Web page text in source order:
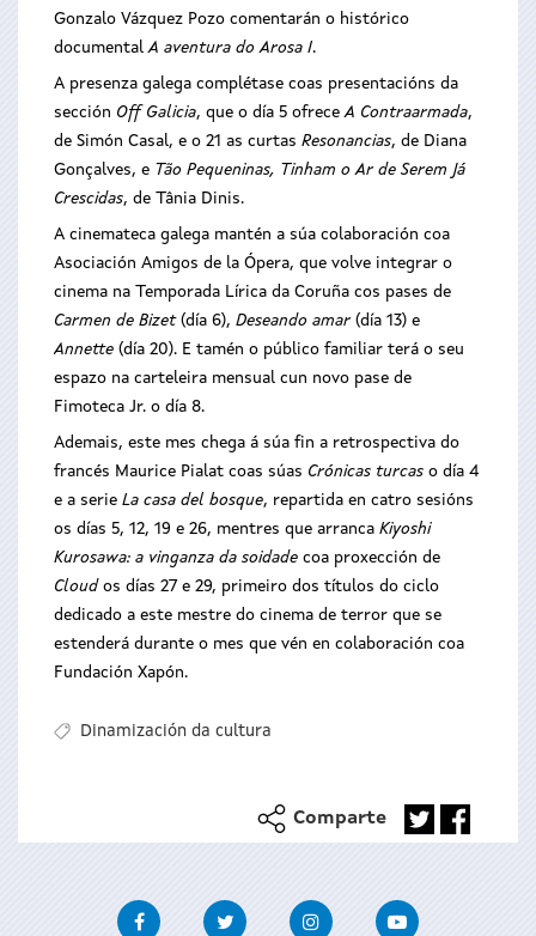
Gonzalo Vázquez Pozo comentarán o histórico
documentalA aventura do Arosa I.
A presenza galega complétase coas presentacións da
sección Off Galicia, que o día 5 ofreceA Contraarmada,
de Simón Casal, e o 21 as curtas Resonancias, de Diana
Gonçalves, e Tão Pequeninas, Tinham o Ar de Serem Já
Crescidas, de Tânia Dinis.
A cinemateca galega mantén a súa colaboración coa
Asociación Amigos de la Ópera, que volve integrar o
cinema na Temporada Lírica da Coruña cos pases de
Carmen de Bizet(día 6), Deseando amar (día 13) e
Annette (día 20). E tamén o público familiar terá o seu
espazo na carteleira mensual cun novo pase de
Fimoteca Jr. o día 8.
Ademais, este mes chega á súa fin a retrospectiva do
francés Maurice Pialat coas súas Crónicas turcas o día 4
e a serie La casa del bosque, repartida en catro sesións
os días 5, 12, 19 e 26, mentres que arranca Kiyoshi
Kurosawa: a vinganza da soidade coa proxección de
Cloud os días 27 e 29, primeiro dos títulos do ciclo
dedicado a este mestre do cinema de terror que se
estenderá durante o mes que vén en colaboración coa
Fundación Xapón.
Dinamización da cultura
Comparte
FacebookTwitter InstagramYoutube